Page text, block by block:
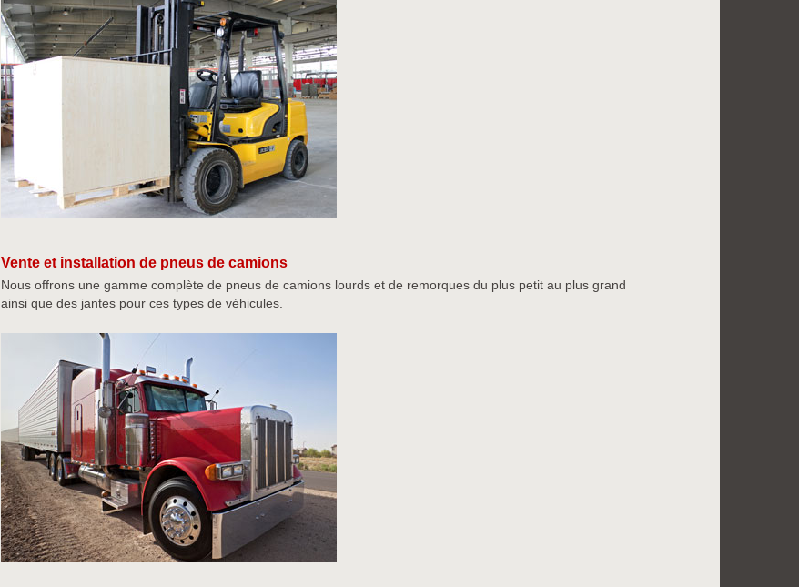
Vente et installation de pneus de camions
Nous offrons une gamme complète de pneus de camions lourds et de remorques du plus petit au plus grand
ainsi que des jantes pour ces types de véhicules.